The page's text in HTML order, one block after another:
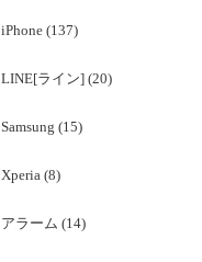
iPhone (137)
LINE[ライン] (20)
Samsung (15)
Xperia (8)
アラーム (14)